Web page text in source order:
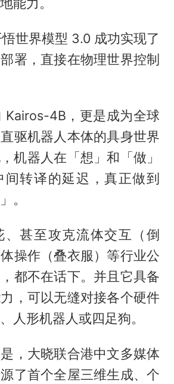
能力。
世界模型 3.0 成功实现了
署，直接在物理世界控制
Kairos-4B，更是成为全球
驱机器人本体的具身世界
器人在「想」和「做」
间转译的延迟，真正做到
。
、甚至攻克流体交互（倒
操作（叠衣服）等行业公
都不在话下。并且它具备
，可以无缝对接各个硬件
人形机器人或四足狗。
，大晓联合港中文多媒体
了首个全屋三维生成、个